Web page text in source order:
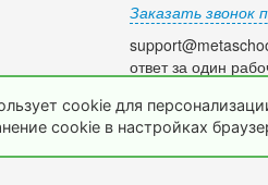
Заказать звонок
ответ за один
© 2009-
cookie для
cookie в настройках